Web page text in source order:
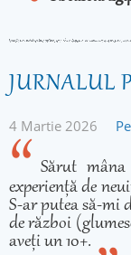
JURNALUL
4 Martie 2026
Sărut
experiență de
S-ar putea să-mi
de război
aveți un 10+.